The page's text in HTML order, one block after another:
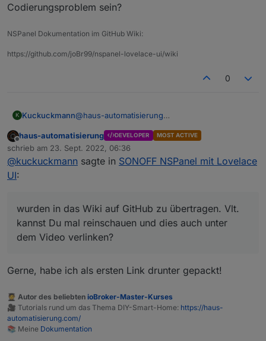
Codierungsproblem sein?
NSPanel Dokumentation im GitHub Wiki:
https://github.com/joBr99/nspanel-lovelace-ui/wiki
0
K Kuckuckmann@haus-automatisierung
vielen Dank für Dein Feedback.@ Armilar
auch zum Teil ich versuchen im Moment viele
der Dinge die im anderen Thread gefragt,
verlinken?
Wir haben dem Wildwuchs den Kampf angesagt
Dein Video die Community hier wieder richtig
aktiv wurde.
Ich hatte Dir auch einen entsprechenden
Kommentar unter das Video gepostet.
Offline
haus-automatisierung DEVELOPER MOST ACTIVE
schrieb am 23. Sept. 2022, 06:36
zuletzt editiert von
@kuckuckmann sagte in SONOFF NSPanel mit Lovelace
UI:
wurden in das Wiki auf GitHub zu übertragen. Vlt.
kannst Du mal reinschauen und dies auch unter
dem Video verlinken?
Gerne, habe ich als ersten Link drunter gepackt!
🧑‍🎓 Autor des beliebten ioBroker-Master-Kurses
🎥 Tutorials rund um das Thema DIY-Smart-Home: https://haus-
automatisierung.com/
📚 Meine Dokumentation